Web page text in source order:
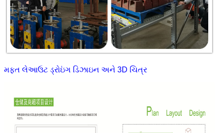
મફત લેઆઉટ ડ્રોઇંગ ડિઝાઇન અને 3D ચિત્ર